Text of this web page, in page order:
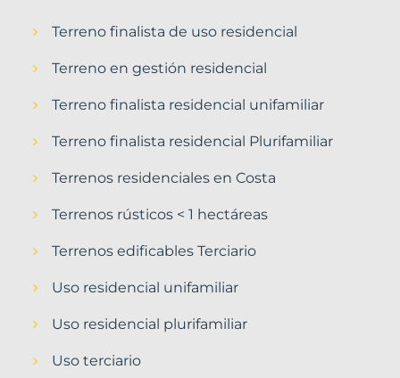
Terreno finalista de uso residencial
Terreno en gestión residencial
Terreno finalista residencial unifamiliar
Terreno finalista residencial Plurifamiliar
Terrenos residenciales en Costa
Terrenos rústicos < 1 hectáreas
Terrenos edificables Terciario
Uso residencial unifamiliar
Uso residencial plurifamiliar
Uso terciario